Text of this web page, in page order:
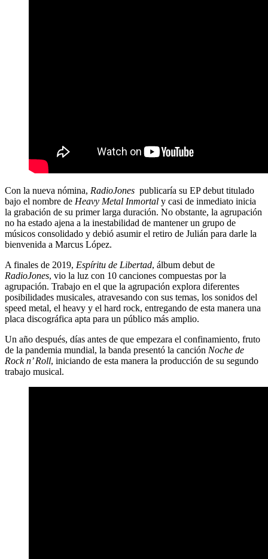
Con la nueva nómina, RadioJones publicaría su EP debut titulado
bajo el nombre de Heavy Metal Inmortal y casi de inmediato inicia
la grabación de su primer larga duración. No obstante, la agrupación
no ha estado ajena a la inestabilidad de mantener un grupo de
músicos consolidado y debió asumir el retiro de Julián para darle la
bienvenida a Marcus López.
A finales de 2019, Espíritu de Libertad, álbum debut de
RadioJones, vio la luz con 10 canciones compuestas por la
agrupación. Trabajo en el que la agrupación explora diferentes
posibilidades musicales, atravesando con sus temas, los sonidos del
speed metal, el heavy y el hard rock, entregando de esta manera una
placa discográfica apta para un público más amplio.
Un año después, días antes de que empezara el confinamiento, fruto
de la pandemia mundial, la banda presentó la canción Noche de
Rock n’ Roll, iniciando de esta manera la producción de su segundo
trabajo musical.